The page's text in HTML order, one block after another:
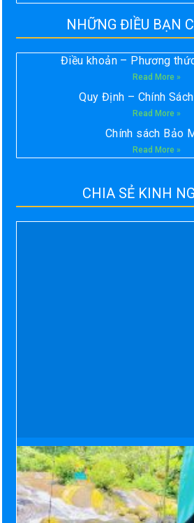
NHỮNG ĐIỀU BẠN
Điều khoản – Phương
Read More »
Quy Định – Chính
Read More »
Chính sách Bảo
Read More »
CHIA SẺ KINH